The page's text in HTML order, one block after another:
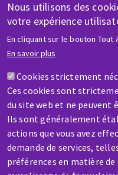
Nous utilisons des
votre expérience
En cliquant sur le bouton
En savoir plus
Cookies strictement
Ces cookies sont
du site web et ne peuvent
Ils sont généralement
actions que vous avez
demande de services,
préférences en matière
AIDE &
Une question ?